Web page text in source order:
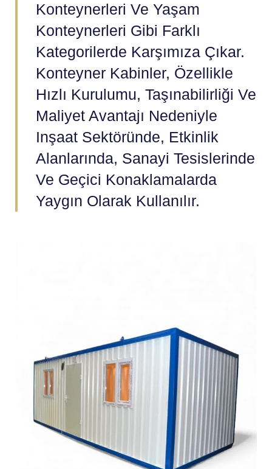
Konteynerleri Ve Yaşam
Konteynerleri Gibi Farklı
Kategorilerde Karşımıza Çıkar.
Konteyner Kabinler, Özellikle
Hızlı Kurulumu, Taşınabilirliği Ve
Maliyet Avantajı Nedeniyle
Inşaat Sektöründe, Etkinlik
Alanlarında, Sanayi Tesislerinde
Ve Geçici Konaklamalarda
Yaygın Olarak Kullanılır.